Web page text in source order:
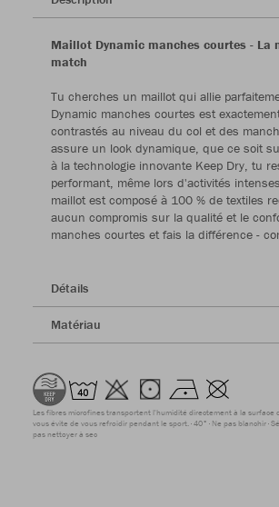
Maillot Dynamic manches courtes - La
match
Tu cherches un maillot qui allie
Dynamic manches courtes est
contrastés au niveau du col et des
assure un look dynamique, que ce soit
à la technologie innovante Keep Dry, tu
performant, même lors d'activités
maillot est composé à 100 % de textiles
aucun compromis sur la qualité et le
manches courtes et fais la différence -
Détails
Matériau
Les fibres microfines transportent l'humidité directement à la surface
vous évite de vous refroidir pendant le sport. 40° Ne pas blanchir
pas nettoyer à sec